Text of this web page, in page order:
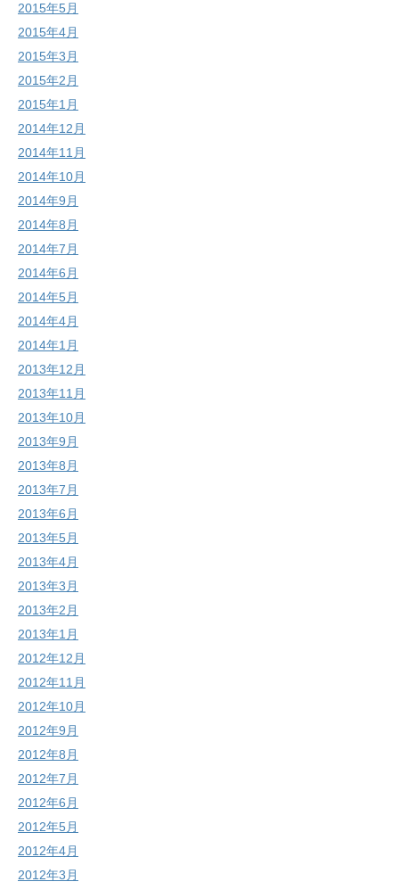
2015年5月
2015年4月
2015年3月
2015年2月
2015年1月
2014年12月
2014年11月
2014年10月
2014年9月
2014年8月
2014年7月
2014年6月
2014年5月
2014年4月
2014年1月
2013年12月
2013年11月
2013年10月
2013年9月
2013年8月
2013年7月
2013年6月
2013年5月
2013年4月
2013年3月
2013年2月
2013年1月
2012年12月
2012年11月
2012年10月
2012年9月
2012年8月
2012年7月
2012年6月
2012年5月
2012年4月
2012年3月